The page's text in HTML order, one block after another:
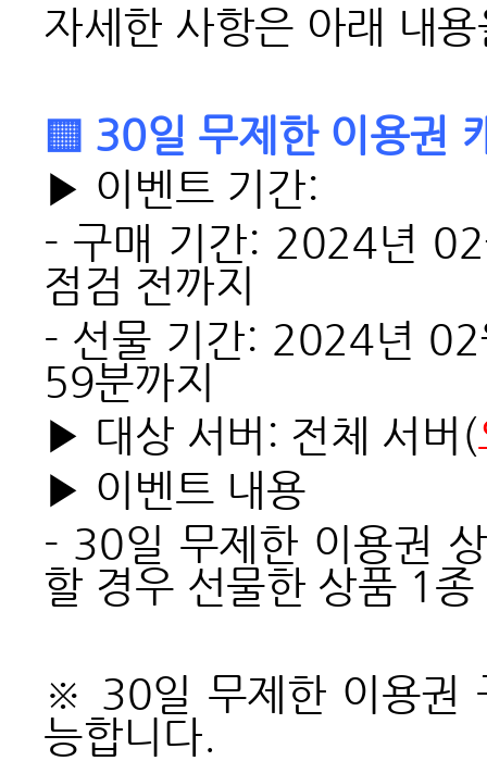
자세한 사항은 아래 내
▒ 30일 무제한 이용권
▶ 이벤트 기간:
- 구매 기간: 2024년
점검 전까지
- 선물 기간: 2024년
59분까지
▶ 대상 서버: 전체 서버(
▶ 이벤트 내용
- 30일 무제한 이용권
할 경우 선물한 상품 1
※ 30일 무제한 이용권
능합니다.